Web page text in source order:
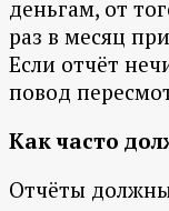
деньгам, от
раз в месяц
Если отчёт
повод
Как часто
Отчёты